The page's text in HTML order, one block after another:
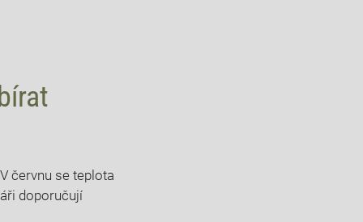
červnu ‍se teplota
doporučují